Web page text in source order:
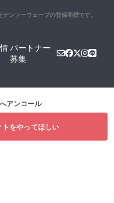
デンソーウェーブの登録商標です。
パートナー
募集
アンコール
をやってほしい